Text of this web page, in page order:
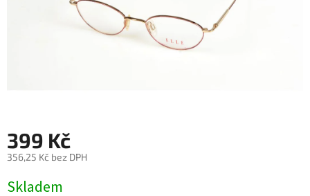
399 Kč
356,25 Kč bez DPH
cena:
Skladem